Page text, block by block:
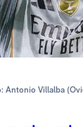
Antonio Villalba